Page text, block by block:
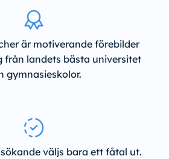
är motiverande förebilder
från landets bästa universitet
gymnasieskolor.
väljs bara ett fåtal ut.